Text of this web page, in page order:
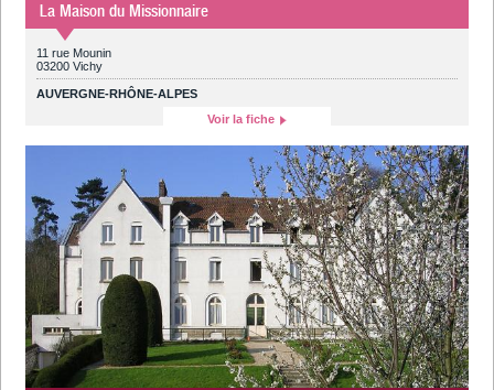
La Maison du Missionnaire
11 rue Mounin
03200 Vichy
AUVERGNE-RHÔNE-ALPES
Voir la fiche